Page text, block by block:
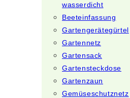
wasserdicht
Beeteinfassung
Gartengerätegürtel
Gartennetz
Gartensack
Gartensteckdose
Gartenzaun
Gemüseschutznetz